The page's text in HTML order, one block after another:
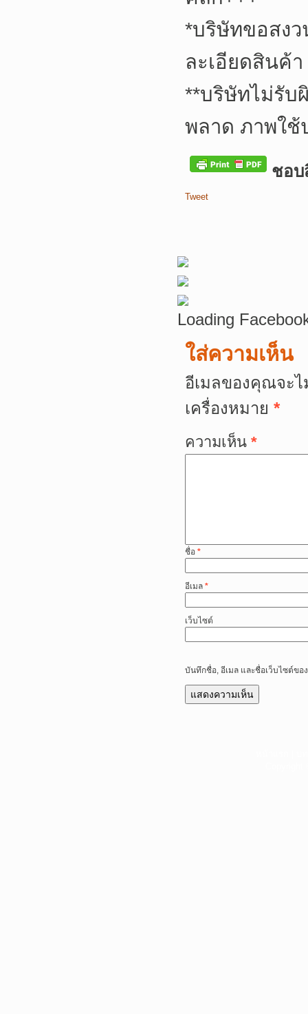
*บริษัทขอสงว
ละเอียดสินค้
**บริษัทไม่รับ
พลาด ภาพใ
ชอบ
Tweet
Loading
ใส่ความเห็น
อีเมลของคุณจะ
เครื่องหมาย *
ความเห็น *
ชื่อ *
อีเมล *
เว็บไซต์
บันทึกชื่อ, อีเมล และชื่อเว็บไซต์ขอ